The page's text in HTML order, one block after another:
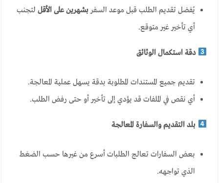
يُفضل تقديم الطلب قبل موعد السفربشهرين على الأقل لتجنب
أي تأخير غير متوقع.
دقة استكمال الوثائق
تقديم جميع المستندات المطلوبة بدقة يسهل عملية المعالجة.
أي نقص في الملفات قد يؤدي إلى تأخير أو حتى رفض الطلب.
بلد التقديم والسفارة المعالجة
بعض السفارات تعالج الطلبات أسرع من غيرها حسب الضغط
الذي تواجهه.